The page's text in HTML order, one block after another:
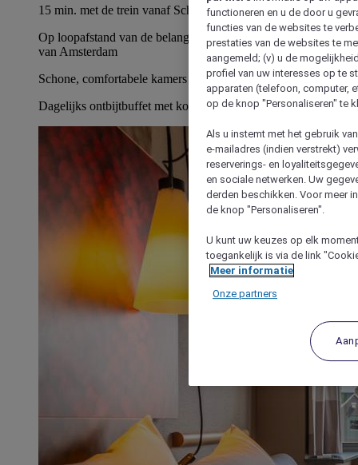
15 min. met de trein vanaf Schiphol
Op loopafstand van de belangrijkste bezienswaardigheden
van Amsterdam
Schone, comfortabele kamers met unieke kleurschema's
Dagelijks ontbijtbuffet met koude en warme keuzes
functioneren en u de door u
functies van de websites te
prestaties van de websites te
aangemeld; (v) u de
profiel van uw interesses op te
apparaten (telefoon, computer,
op de knop "Personaliseren" te
Als u instemt met het gebruik
e-mailadres (indien verstrekt)
reserverings- en
en sociale netwerken. Uw
derden beschikken. Voor meer
de knop "Personaliseren".
U kunt uw keuzes op elk
toegankelijk is via de link
Meer informatie
Onze partners